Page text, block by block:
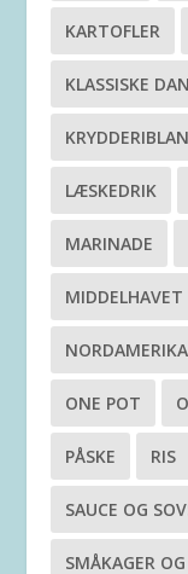
KARTOFLER
KLASSISKE
LÆSKEDRIK
MARINADE
MIDDELHAVET
ONE POT
PÅSKE RIS
SAUCE OG
SMÅKAGER